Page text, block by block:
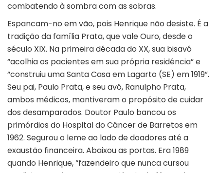
combatendo à sombra com as sobras.
Espancam-no em vão, pois Henrique não desiste. É a
tradição da família Prata, que vale Ouro, desde o
século XIX. Na primeira década do XX, sua bisavó
“acolhia os pacientes em sua própria residência” e
“construiu uma Santa Casa em Lagarto (SE) em 1919”.
Seu pai, Paulo Prata, e seu avô, Ranulpho Prata,
ambos médicos, mantiveram o propósito de cuidar
dos desamparados. Doutor Paulo bancou os
primórdios do Hospital do Câncer de Barretos em
1962. Segurou o leme ao lado de doadores até a
exaustão financeira. Abaixou as portas. Era 1989
quando Henrique, “fazendeiro que nunca cursou